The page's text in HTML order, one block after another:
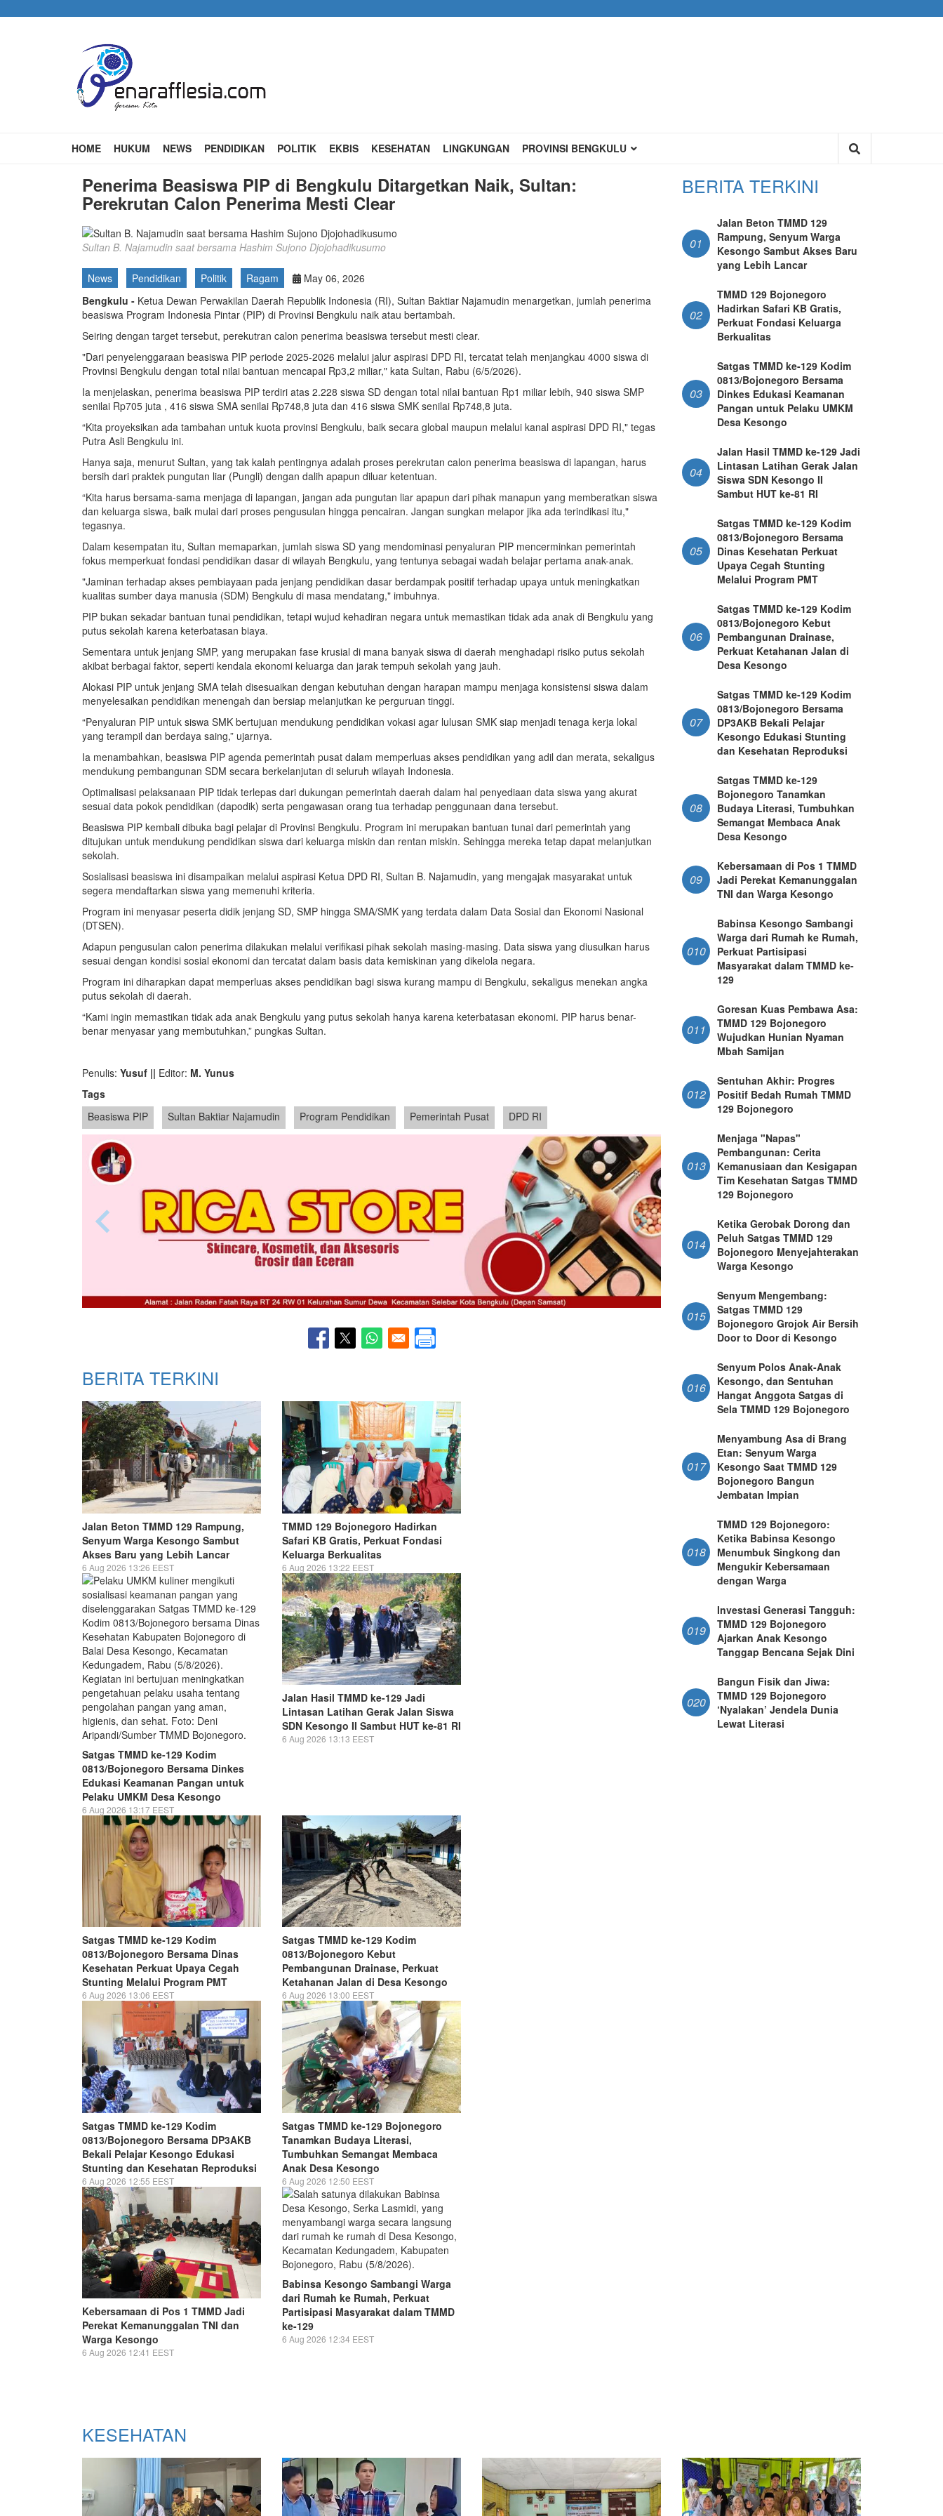
to
Main
HOME HUKUM NEWS PENDIDIKAN POLITIK EKBIS KESEHATAN LINGKUNGAN PROVINSI BENGKULU
Penerima Beasiswa PIP di Bengkulu Ditargetkan Naik, Sultan:
Perekrutan Calon Penerima Mesti Clear
Sultan B. Najamudin saat bersama Hashim Sujono Djojohadikusumo
News Pendidikan Politik Ragam
May 06, 2026
Bengkulu - Ketua Dewan Perwakilan Daerah Republik Indonesia (RI), Sultan Baktiar Najamudin menargetkan, jumlah penerima
beasiswa Program Indonesia Pintar (PIP) di Provinsi Bengkulu naik atau bertambah.
Seiring dengan target tersebut, perekutran calon penerima beasiswa tersebut mesti clear.
"Dari penyelenggaraan beasiswa PIP periode 2025-2026 melalui jalur aspirasi DPD RI, tercatat telah menjangkau 4000 siswa di
Provinsi Bengkulu dengan total nilai bantuan mencapai Rp3,2 miliar," kata Sultan, Rabu (6/5/2026).
Ia menjelaskan, penerima beasiswa PIP terdiri atas 2.228 siswa SD dengan total nilai bantuan Rp1 miliar lebih, 940 siswa SMP
senilai Rp705 juta , 416 siswa SMA senilai Rp748,8 juta dan 416 siswa SMK senilai Rp748,8 juta.
“Kita proyeksikan ada tambahan untuk kuota provinsi Bengkulu, baik secara global maupun melalui kanal aspirasi DPD RI," tegas
Putra Asli Bengkulu ini.
Hanya saja, menurut Sultan, yang tak kalah pentingnya adalah proses perekrutan calon penerima beasiswa di lapangan, harus
bersih dari praktek pungutan liar (Pungli) dengan dalih apapun diluar ketentuan.
“Kita harus bersama-sama menjaga di lapangan, jangan ada pungutan liar apapun dari pihak manapun yang memberatkan siswa
dan keluarga siswa, baik mulai dari proses pengusulan hingga pencairan. Jangan sungkan melapor jika ada terindikasi itu,"
tegasnya.
Dalam kesempatan itu, Sultan memaparkan, jumlah siswa SD yang mendominasi penyaluran PIP mencerminkan pemerintah
fokus memperkuat fondasi pendidikan dasar di wilayah Bengkulu, yang tentunya sebagai wadah belajar pertama anak-anak.
"Jaminan terhadap akses pembiayaan pada jenjang pendidikan dasar berdampak positif terhadap upaya untuk meningkatkan
kualitas sumber daya manusia (SDM) Bengkulu di masa mendatang," imbuhnya.
PIP bukan sekadar bantuan tunai pendidikan, tetapi wujud kehadiran negara untuk memastikan tidak ada anak di Bengkulu yang
putus sekolah karena keterbatasan biaya.
Sementara untuk jenjang SMP, yang merupakan fase krusial di mana banyak siswa di daerah menghadapi risiko putus sekolah
akibat berbagai faktor, seperti kendala ekonomi keluarga dan jarak tempuh sekolah yang jauh.
Alokasi PIP untuk jenjang SMA telah disesuaikan dengan kebutuhan dengan harapan mampu menjaga konsistensi siswa dalam
menyelesaikan pendidikan menengah dan bersiap melanjutkan ke perguruan tinggi.
“Penyaluran PIP untuk siswa SMK bertujuan mendukung pendidikan vokasi agar lulusan SMK siap menjadi tenaga kerja lokal
yang terampil dan berdaya saing,” ujarnya.
Ia menambahkan, beasiswa PIP agenda pemerintah pusat dalam memperluas akses pendidikan yang adil dan merata, sekaligus
mendukung pembangunan SDM secara berkelanjutan di seluruh wilayah Indonesia.
Optimalisasi pelaksanaan PIP tidak terlepas dari dukungan pemerintah daerah dalam hal penyediaan data siswa yang akurat
sesuai data pokok pendidikan (dapodik) serta pengawasan orang tua terhadap penggunaan dana tersebut.
Beasiswa PIP kembali dibuka bagi pelajar di Provinsi Bengkulu. Program ini merupakan bantuan tunai dari pemerintah yang
ditujukan untuk mendukung pendidikan siswa dari keluarga miskin dan rentan miskin. Sehingga mereka tetap dapat melanjutkan
sekolah.
Sosialisasi beasiswa ini disampaikan melalui aspirasi Ketua DPD RI, Sultan B. Najamudin, yang mengajak masyarakat untuk
segera mendaftarkan siswa yang memenuhi kriteria.
Program ini menyasar peserta didik jenjang SD, SMP hingga SMA/SMK yang terdata dalam Data Sosial dan Ekonomi Nasional
(DTSEN).
Adapun pengusulan calon penerima dilakukan melalui verifikasi pihak sekolah masing-masing. Data siswa yang diusulkan harus
sesuai dengan kondisi sosial ekonomi dan tercatat dalam basis data kemiskinan yang dikelola negara.
Program ini diharapkan dapat memperluas akses pendidikan bagi siswa kurang mampu di Bengkulu, sekaligus menekan angka
putus sekolah di daerah.
“Kami ingin memastikan tidak ada anak Bengkulu yang putus sekolah hanya karena keterbatasan ekonomi. PIP harus benar-
benar menyasar yang membutuhkan,” pungkas Sultan.
Penulis: Yusuf || Editor: M. Yunus
Tags
Beasiswa PIP
Sultan Baktiar Najamudin Program Pendidikan Pemerintah Pusat DPD RI
BERITA TERKINI
Jalan Beton TMMD 129 Rampung,
Senyum Warga Kesongo Sambut
Akses Baru yang Lebih Lancar
6 Aug 2026 13:26 EEST
TMMD 129 Bojonegoro Hadirkan
Safari KB Gratis, Perkuat Fondasi
Keluarga Berkualitas
6 Aug 2026 13:22 EEST
Satgas TMMD ke-129 Kodim
0813/Bojonegoro Bersama Dinkes
Edukasi Keamanan Pangan untuk
Pelaku UMKM Desa Kesongo
6 Aug 2026 13:17 EEST
Jalan Hasil TMMD ke-129 Jadi
Lintasan Latihan Gerak Jalan Siswa
SDN Kesongo II Sambut HUT ke-81 RI
6 Aug 2026 13:13 EEST
Satgas TMMD ke-129 Kodim
0813/Bojonegoro Bersama Dinas
Kesehatan Perkuat Upaya Cegah
Stunting Melalui Program PMT
6 Aug 2026 13:06 EEST
Satgas TMMD ke-129 Kodim
0813/Bojonegoro Kebut
Pembangunan Drainase, Perkuat
Ketahanan Jalan di Desa Kesongo
6 Aug 2026 13:00 EEST
Satgas TMMD ke-129 Kodim
0813/Bojonegoro Bersama DP3AKB
Bekali Pelajar Kesongo Edukasi
Stunting dan Kesehatan Reproduksi
6 Aug 2026 12:55 EEST
Satgas TMMD ke-129 Bojonegoro
Tanamkan Budaya Literasi,
Tumbuhkan Semangat Membaca
Anak Desa Kesongo
6 Aug 2026 12:50 EEST
Kebersamaan di Pos 1 TMMD Jadi
Perekat Kemanunggalan TNI dan
Warga Kesongo
6 Aug 2026 12:41 EEST
Babinsa Kesongo Sambangi Warga
dari Rumah ke Rumah, Perkuat
Partisipasi Masyarakat dalam TMMD
ke-129
6 Aug 2026 12:34 EEST
BERITA TERKINI
01
Jalan Beton TMMD 129
Rampung, Senyum Warga
Kesongo Sambut Akses Baru
yang Lebih Lancar
02
TMMD 129 Bojonegoro
Hadirkan Safari KB Gratis,
Perkuat Fondasi Keluarga
Berkualitas
03
Satgas TMMD ke-129 Kodim
0813/Bojonegoro Bersama
Dinkes Edukasi Keamanan
Pangan untuk Pelaku UMKM
Desa Kesongo
04
Jalan Hasil TMMD ke-129 Jadi
Lintasan Latihan Gerak Jalan
Siswa SDN Kesongo II
Sambut HUT ke-81 RI
05
Satgas TMMD ke-129 Kodim
0813/Bojonegoro Bersama
Dinas Kesehatan Perkuat
Upaya Cegah Stunting
Melalui Program PMT
06
Satgas TMMD ke-129 Kodim
0813/Bojonegoro Kebut
Pembangunan Drainase,
Perkuat Ketahanan Jalan di
Desa Kesongo
07
Satgas TMMD ke-129 Kodim
0813/Bojonegoro Bersama
DP3AKB Bekali Pelajar
Kesongo Edukasi Stunting
dan Kesehatan Reproduksi
08
Satgas TMMD ke-129
Bojonegoro Tanamkan
Budaya Literasi, Tumbuhkan
Semangat Membaca Anak
Desa Kesongo
09
Kebersamaan di Pos 1 TMMD
Jadi Perekat Kemanunggalan
TNI dan Warga Kesongo
010
Babinsa Kesongo Sambangi
Warga dari Rumah ke Rumah,
Perkuat Partisipasi
Masyarakat dalam TMMD ke-
129
011
Goresan Kuas Pembawa Asa:
TMMD 129 Bojonegoro
Wujudkan Hunian Nyaman
Mbah Samijan
012
Sentuhan Akhir: Progres
Positif Bedah Rumah TMMD
129 Bojonegoro
013
Menjaga "Napas"
Pembangunan: Cerita
Kemanusiaan dan Kesigapan
Tim Kesehatan Satgas TMMD
129 Bojonegoro
014
Ketika Gerobak Dorong dan
Peluh Satgas TMMD 129
Bojonegoro Menyejahterakan
Warga Kesongo
015
Senyum Mengembang:
Satgas TMMD 129
Bojonegoro Grojok Air Bersih
Door to Door di Kesongo
016
Senyum Polos Anak-Anak
Kesongo, dan Sentuhan
Hangat Anggota Satgas di
Sela TMMD 129 Bojonegoro
017
Menyambung Asa di Brang
Etan: Senyum Warga
Kesongo Saat TMMD 129
Bojonegoro Bangun
Jembatan Impian
018
TMMD 129 Bojonegoro:
Ketika Babinsa Kesongo
Menumbuk Singkong dan
Mengukir Kebersamaan
dengan Warga
019
Investasi Generasi Tangguh:
TMMD 129 Bojonegoro
Ajarkan Anak Kesongo
Tanggap Bencana Sejak Dini
020
Bangun Fisik dan Jiwa:
TMMD 129 Bojonegoro
‘Nyalakan’ Jendela Dunia
Lewat Literasi
KESEHATAN